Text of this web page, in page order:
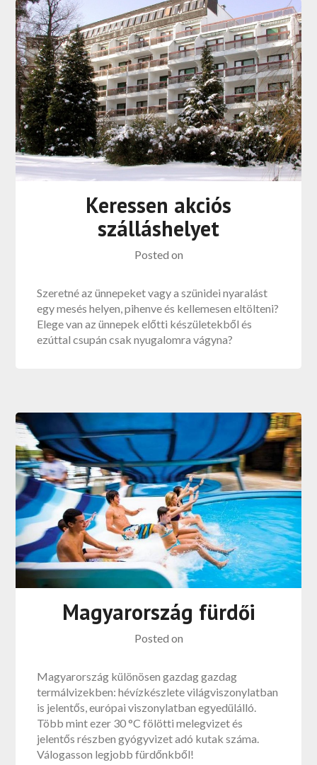
Keressen akciós
szálláshelyet
Posted on
Szeretné az ünnepeket vagy a szünidei nyaralást
egy mesés helyen, pihenve és kellemesen eltölteni?
Elege van az ünnepek előtti készületekből és
ezúttal csupán csak nyugalomra vágyna?
Magyarország fürdői
Posted on
Magyarország különösen gazdag gazdag
termálvizekben: hévízkészlete világviszonylatban
is jelentős, európai viszonylatban egyedülálló.
Több mint ezer 30 °C fölötti melegvizet és
jelentős részben gyógyvizet adó kutak száma.
Válogasson legjobb fürdőnkből!